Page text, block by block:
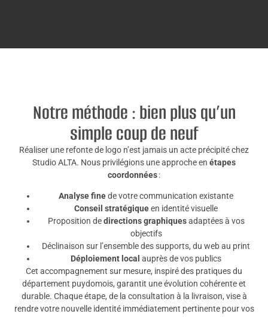
Notre méthode : bien plus qu’un
simple coup de neuf
Réaliser une refonte de logo n’est jamais un acte précipité chez
Studio ALTA. Nous privilégions une approche en étapes
coordonnées:
Analyse finede votre communication existante
Conseil stratégiqueen identité visuelle
Proposition dedirections graphiquesadaptées à vos
objectifs
Déclinaison sur l’ensemble des supports, du web au print
Déploiement local auprès de vos publics
Cet accompagnement sur mesure, inspiré des pratiques du
département puydomois, garantit une évolution cohérente et
durable. Chaque étape, de la consultation à la livraison, vise à
rendre votre nouvelle identité immédiatement pertinente pour vos